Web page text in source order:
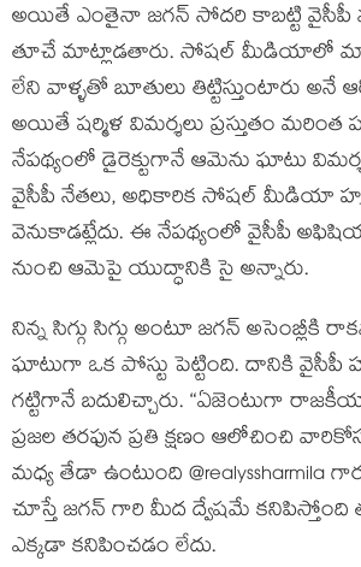
అయితే ఎంతైనా జగన్ సోదరి కాబట్టి వైసీపీ
తూచే మాట్లాడతారు. సోషల్ మీడియాలో
లేని వాళ్ళతో బూతులు తిట్టిస్తుంటారు
అయితే షర్మిళ విమర్శలు ప్రస్తుతం మరింత
నేపథ్యంలో డైరెక్టుగానే ఆమెను ఘాటు
వైసీపీ నేతలు, అధికారిక సోషల్ మీడియా
వెనుకాడట్లేదు. ఈ నేపథ్యంలో వైసీపీ
నుంచి ఆమెపై యుద్ధానికి సై అన్నారు.
నిన్న సిగ్గు సిగ్గు అంటూ జగన్ అసెంబ్లీకి
ఘాటుగా ఒక పోస్టు పెట్టింది. దానికి వైసీపీ
గట్టిగానే బదులిచ్చారు. “ఏజెంటుగా
ప్రజల తరఫున ప్రతి క్షణం ఆలోచించి
మధ్య తేడా ఉంటుంది @realyssharmila
చూస్తే జగన్‌ గారి మీద ద్వేషమే కనిపిస్తోంది
ఎక్కడా కనిపించడం లేదు.